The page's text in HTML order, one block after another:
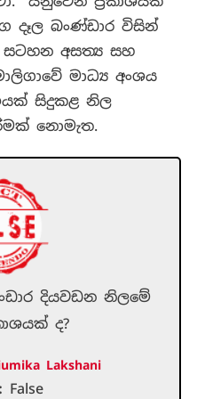
දෑල බංණ්ඩාර විසින්
සටහන අසත්‍ය සහ
මාධ්‍ය අංශය
සිදුකළ නිල
නොමැත.
දියවඩන නිලමේ
ද?
Lakshani
False